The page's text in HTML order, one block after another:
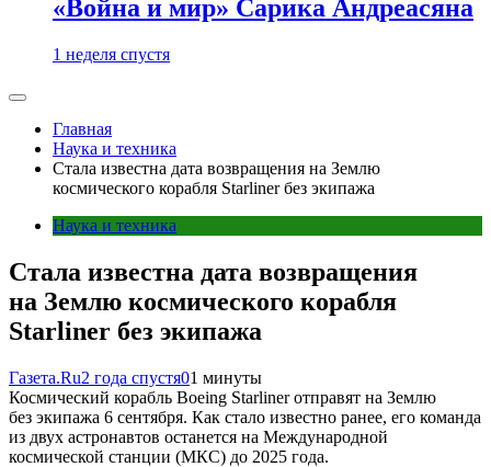
«Война и мир» Сарика Андреасяна
1 неделя спустя
Главная
Наука и техника
Стала известна дата возвращения на Землю
космического корабля Starliner без экипажа
Наука и техника
Стала известна дата возвращения
на Землю космического корабля
Starliner без экипажа
Газета.Ru2 года спустя01 минуты
Космический корабль Boeing Starliner отправят на Землю
без экипажа 6 сентября. Как стало известно ранее, его команда
из двух астронавтов останется на Международной
космической станции (МКС) до 2025 года.